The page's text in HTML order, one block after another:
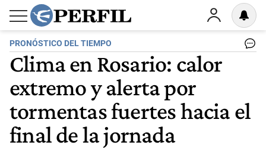
PRONÓSTICO DEL TIEMPO
Clima en Rosario: calor
extremo y alerta por
tormentas fuertes hacia el
final de la jornada